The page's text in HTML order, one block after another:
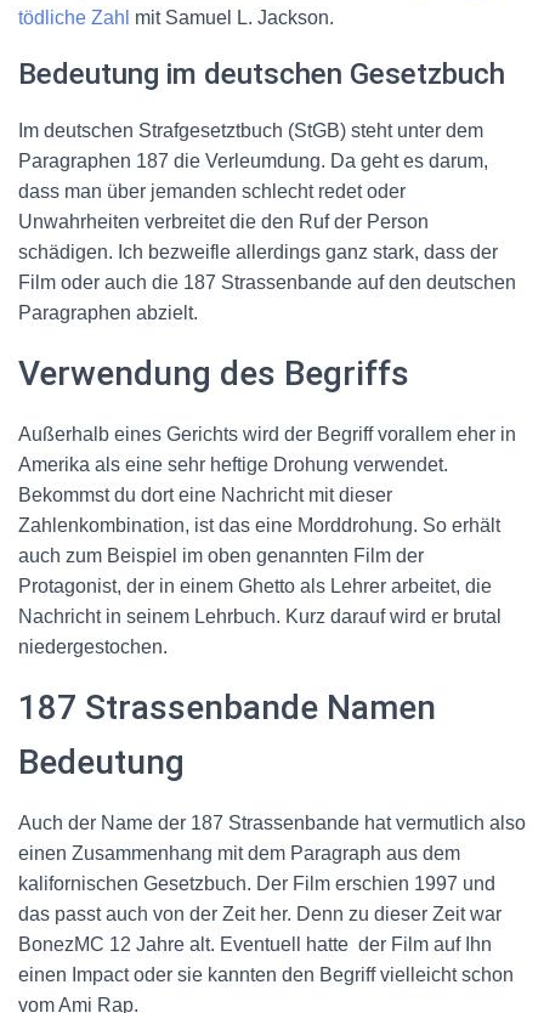
tödliche Zahl mit Samuel L. Jackson.
Bedeutung im deutschen Gesetzbuch
Im deutschen Strafgesetztbuch (StGB) steht unter dem
Paragraphen 187 die Verleumdung. Da geht es darum,
dass man über jemanden schlecht redet oder
Unwahrheiten verbreitet die den Ruf der Person
schädigen. Ich bezweifle allerdings ganz stark, dass der
Film oder auch die 187 Strassenbande auf den deutschen
Paragraphen abzielt.
Verwendung des Begriffs
Außerhalb eines Gerichts wird der Begriff vorallem eher in
Amerika als eine sehr heftige Drohung verwendet.
Bekommst du dort eine Nachricht mit dieser
Zahlenkombination, ist das eine Morddrohung. So erhält
auch zum Beispiel im oben genannten Film der
Protagonist, der in einem Ghetto als Lehrer arbeitet, die
Nachricht in seinem Lehrbuch. Kurz darauf wird er brutal
niedergestochen.
187 Strassenbande Namen
Bedeutung
Auch der Name der 187 Strassenbande hat vermutlich also
einen Zusammenhang mit dem Paragraph aus dem
kalifornischen Gesetzbuch. Der Film erschien 1997 und
das passt auch von der Zeit her. Denn zu dieser Zeit war
BonezMC 12 Jahre alt. Eventuell hatte der Film auf Ihn
einen Impact oder sie kannten den Begriff vielleicht schon
vom Ami Rap.